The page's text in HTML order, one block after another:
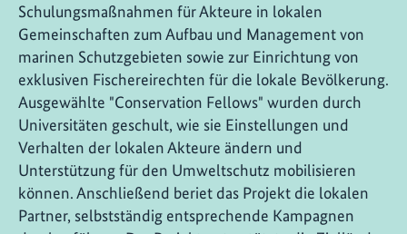
Schulungsmaßnahmen für Akteure in lokalen
Gemeinschaften zum Aufbau und Management von
marinen Schutzgebieten sowie zur Einrichtung von
exklusiven Fischereirechten für die lokale Bevölkerung.
Ausgewählte "Conservation Fellows" wurden durch
Universitäten geschult, wie sie Einstellungen und
Verhalten der lokalen Akteure ändern und
Unterstützung für den Umweltschutz mobilisieren
können. Anschließend beriet das Projekt die lokalen
Partner, selbstständig entsprechende Kampagnen